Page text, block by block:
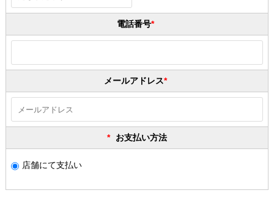
電話番号
メールアドレス
お支払い方法
店舗にて支払い